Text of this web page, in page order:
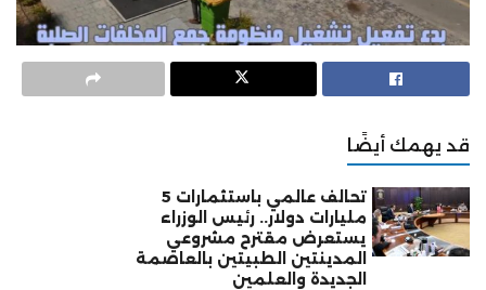
قد يهمك أيضًا
تحالف عالمي باستثمارات 5
مليارات دولار.. رئيس الوزراء
يستعرض مقترح مشروعي
المدينتين الطبيتين بالعاصمة
الجديدة والعلمين